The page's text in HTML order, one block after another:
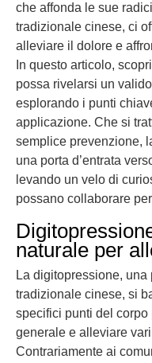
che affonda le sue
tradizionale cinese, ci
alleviare il dolore e
In questo articolo,
possa rivelarsi un
esplorando i punti
applicazione. Che si
semplice prevenzione,
una porta d’entrata
levando un velo di
possano collaborare
naturale per
La digitopressione,
tradizionale cinese, si
specifici punti del
generale e alleviare
Contrariamente ai